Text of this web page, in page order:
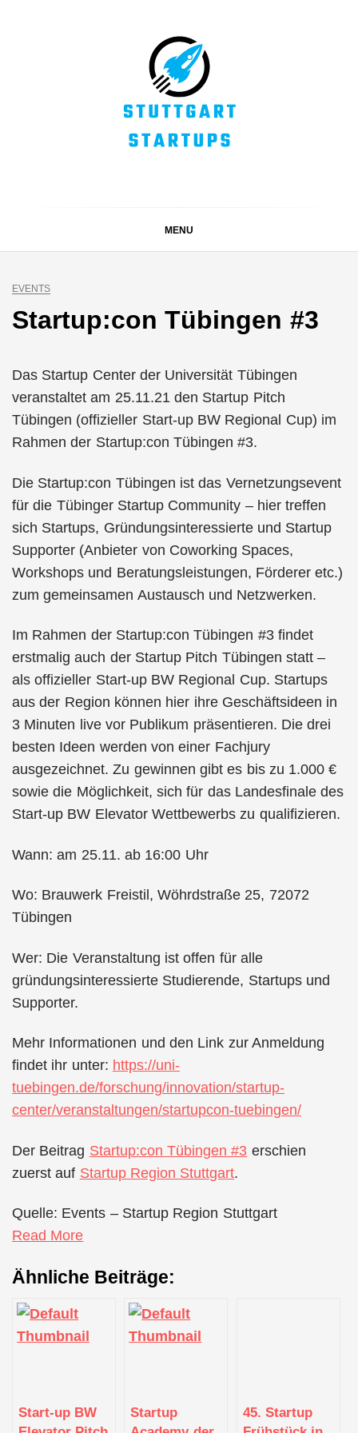
MENU
EVENTS
Startup:con Tübingen #3
Das Startup Center der Universität Tübingen
veranstaltet am 25.11.21 den Startup Pitch
Tübingen (offizieller Start-up BW Regional Cup) im
Rahmen der Startup:con Tübingen #3.
Die Startup:con Tübingen ist das Vernetzungsevent
für die Tübinger Startup Community – hier treffen
sich Startups, Gründungsinteressierte und Startup
Supporter (Anbieter von Coworking Spaces,
Workshops und Beratungsleistungen, Förderer etc.)
zum gemeinsamen Austausch und Netzwerken.
Im Rahmen der Startup:con Tübingen #3 findet
erstmalig auch der Startup Pitch Tübingen statt –
als offizieller Start-up BW Regional Cup. Startups
aus der Region können hier ihre Geschäftsideen in
3 Minuten live vor Publikum präsentieren. Die drei
besten Ideen werden von einer Fachjury
ausgezeichnet. Zu gewinnen gibt es bis zu 1.000 €
sowie die Möglichkeit, sich für das Landesfinale des
Start-up BW Elevator Wettbewerbs zu qualifizieren.
Wann: am 25.11. ab 16:00 Uhr
Wo: Brauwerk Freistil, Wöhrdstraße 25, 72072
Tübingen
Wer: Die Veranstaltung ist offen für alle
gründungsinteressierte Studierende, Startups und
Supporter.
Mehr Informationen und den Link zur Anmeldung
findet ihr unter: https://uni-
tuebingen.de/forschung/innovation/startup-
center/veranstaltungen/startupcon-tuebingen/
Der Beitrag Startup:con Tübingen #3 erschien
zuerst auf Startup Region Stuttgart.
Quelle: Events – Startup Region Stuttgart
Read More
Ähnliche Beiträge:
Start-up BW
Startup
45. Startup